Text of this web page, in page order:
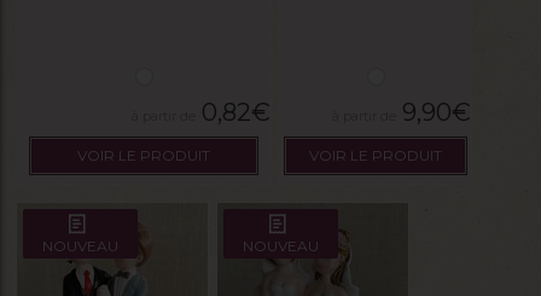
0,82€
VOIR LE PRODUIT
9,90€
VOIR LE PRODUIT
NOUVEAU NOUVEAU